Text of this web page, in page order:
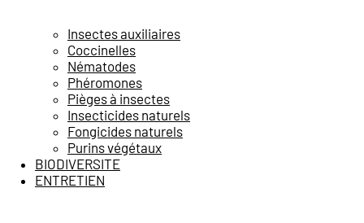
Insectes auxiliaires
Coccinelles
Nématodes
Phéromones
Pièges à insectes
Insecticides naturels
Fongicides naturels
Purins végétaux
BIODIVERSITE
ENTRETIEN